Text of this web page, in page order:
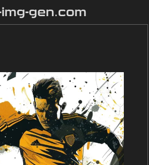
gen.com